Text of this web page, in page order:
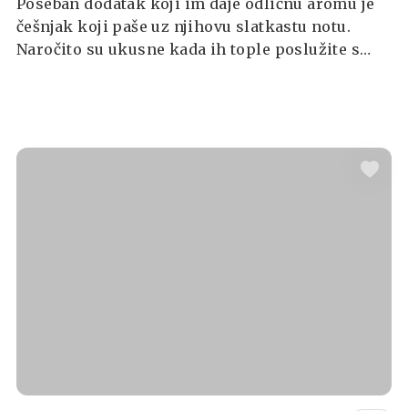
Poseban dodatak koji im daje odličnu aromu je
češnjak koji paše uz njihovu slatkastu notu.
Naročito su ukusne kada ih tople poslužite s